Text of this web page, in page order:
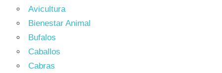
Avicultura
Bienestar Animal
Bufalos
Caballos
Cabras